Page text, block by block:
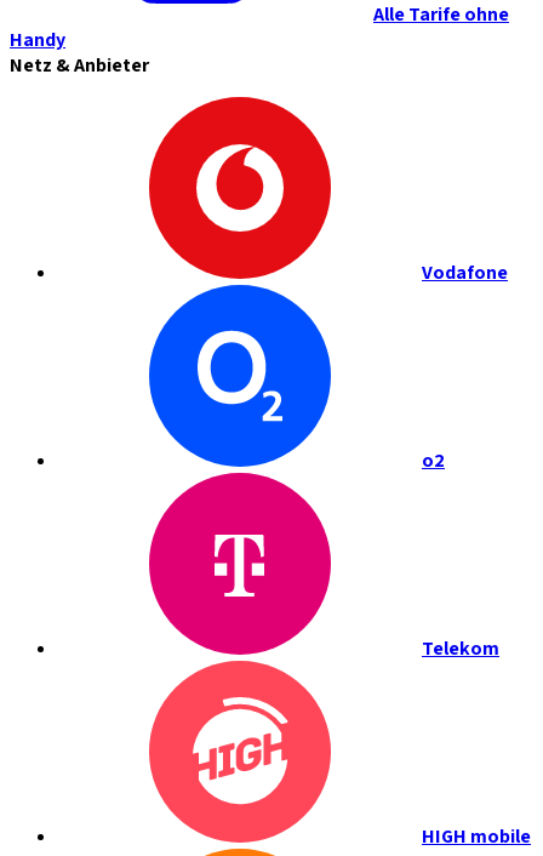
Alle Tarife ohne
Handy
Netz & Anbieter
Vodafone
o2
Telekom
HIGH mobile